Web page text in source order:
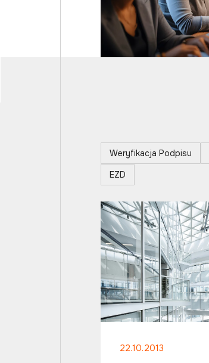
Weryfikacja Podpisu
EZD
22.10.2013